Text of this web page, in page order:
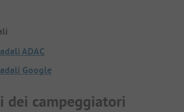
ADAC
Google
dei campeggiatori